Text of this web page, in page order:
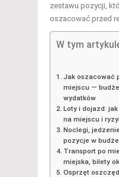
zestawu pozycji,
oszacować przed
W tym
Jak oszacować
miejscu —
wydatków
Loty i dojazd:
na miejscu i
Noclegi,
pozycje w
Transport po
miejska, bilety
Osprzęt